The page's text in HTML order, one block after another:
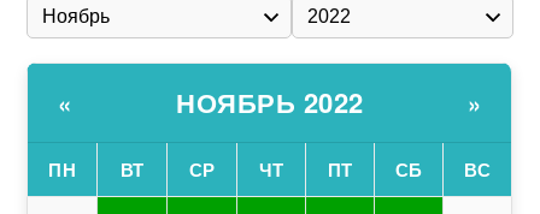
« НОЯБРЬ 2022 »
ПН ВТ СР ЧТ ПТ СБ ВС